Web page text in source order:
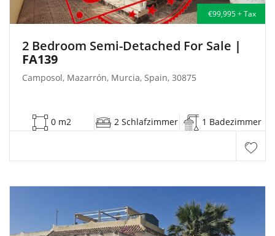
€99,995 + Tax
2 Bedroom Semi-Detached For Sale |
FA139
Camposol, Mazarrón, Murcia, Spain, 30875
0 m2 2 Schlafzimmer 1 Badezimmer